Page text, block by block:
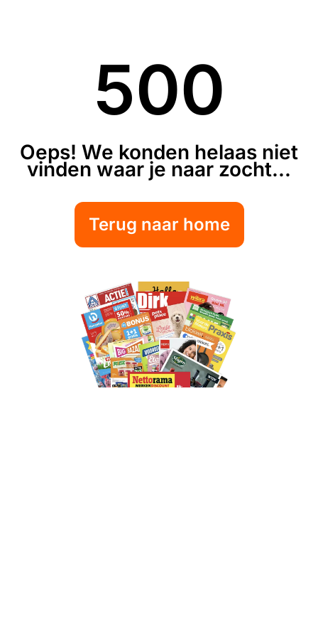
500
Oeps! We konden helaas niet
vinden waar je naar zocht...
Terug naar home